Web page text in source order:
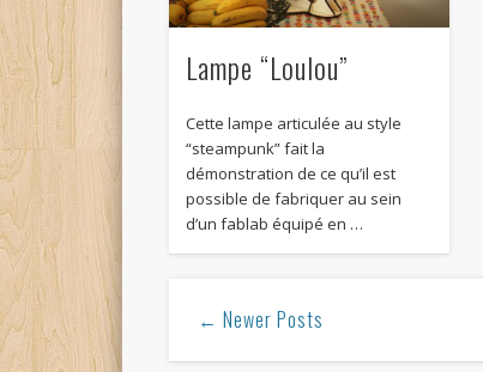
Lampe “Loulou”
Cette lampe articulée au style
“steampunk” fait la
démonstration de ce qu’il est
possible de fabriquer au sein
d’un fablab équipé en …
← Newer Posts